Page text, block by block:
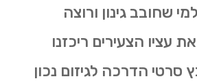
שחובב גינון ורוצה
עציו הצעירים ריכזנו
הדרכה לגיזום נכון